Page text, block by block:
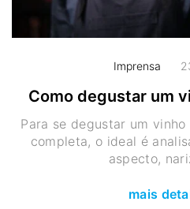
Imprensa
Como degustar um
Para se degustar um
completa, o ideal é
aspecto,
mais